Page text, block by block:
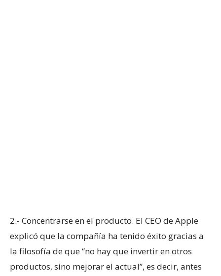
2.- Concentrarse en el producto. El CEO de Apple
explicó que la compañía ha tenido éxito gracias a
la filosofía de que “no hay que invertir en otros
productos, sino mejorar el actual”, es decir, antes